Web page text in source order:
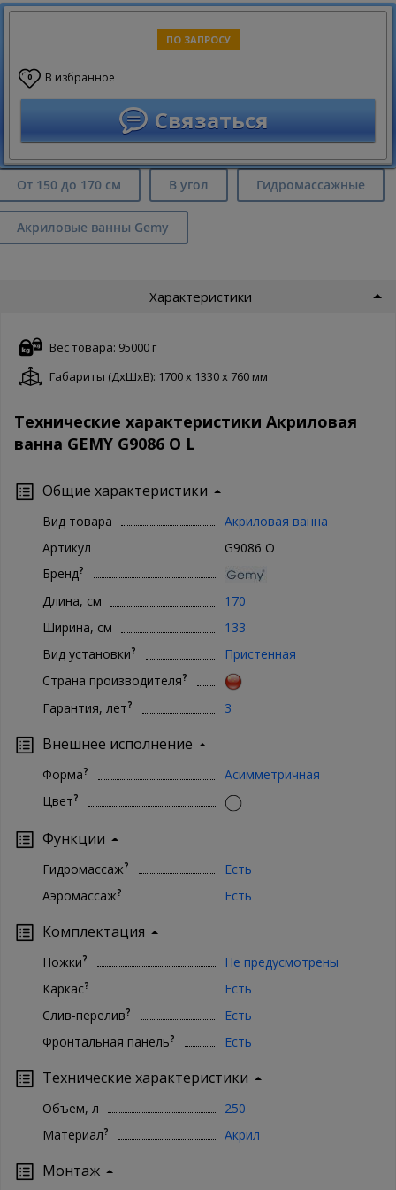
ПО ЗАПРОСУ
0 В избранное
Связаться
От 150 до 170 см В угол Гидромассажные
Акриловые ванны Gemy
Характеристики
Вес товара: 95000 г
Габариты (ДxШxВ): 1700 x 1330 x 760 мм
Технические характеристики Акриловая
ванна GEMY G9086 O L
Общие характеристики
Вид товара
Акриловая ванна
Артикул
G9086 O
Бренд?
Длина, см
170
Ширина, см
133
Вид установки?
Пристенная
Страна производителя?
Гарантия, лет? 3
Внешнее исполнение
Форма?
Асимметричная
Цвет?
Функции
Гидромассаж?
Есть
Аэромассаж? Есть
Комплектация
Ножки?
Не предусмотрены
Каркас?
Есть
Слив-перелив?
Есть
Фронтальная панель? Есть
Технические характеристики
Объем, л
250
Материал? Акрил
Монтаж